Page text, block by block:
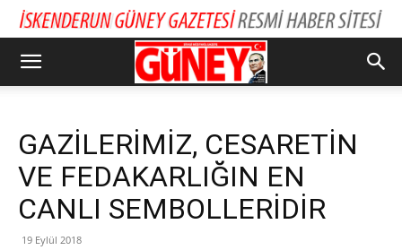
GAZİLERİMİZ, CESARETİN
VE FEDAKARLIĞIN EN
CANLI SEMBOLLERİDİR
19 Eylül 2018